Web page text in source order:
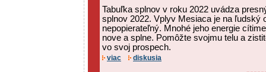
Tabuľka splnov v roku 2022 uvádza
splnov 2022. Vplyv Mesiaca je na ľudský
nepopierateľný. Mnohé jeho energie
nove a splne. Pomôžte svojmu telu a
vo svoj prospech.
viac diskusia